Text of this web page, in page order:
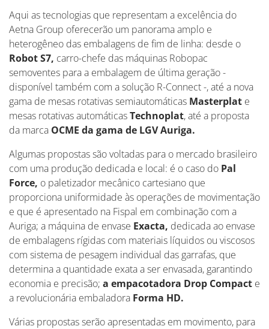
Aqui as tecnologias que representam a excelência do
Aetna Group oferecerão um panorama amplo e
heterogêneo das embalagens de fim de linha: desde o
Robot S7, carro-chefe das máquinas Robopac
semoventes para a embalagem de última geração -
disponível também com a solução R-Connect -, até a nova
gama de mesas rotativas semiautomáticas Masterplat e
mesas rotativas automáticasTechnoplat, até a proposta
da marca OCME da gama de LGV Auriga.
Algumas propostas são voltadas para o mercado brasileiro
com uma produção dedicada e local: é o caso do Pal
Force, o paletizador mecânico cartesiano que
proporciona uniformidade às operações de movimentação
e que é apresentado na Fispal em combinação com a
Auriga; a máquina de envase Exacta, dedicada ao envase
de embalagens rígidas com materiais líquidos ou viscosos
com sistema de pesagem individual das garrafas, que
determina a quantidade exata a ser envasada, garantindo
economia e precisão; a empacotadora Drop Compact e
a revolucionária embaladora Forma HD.
Várias propostas serão apresentadas em movimento, para